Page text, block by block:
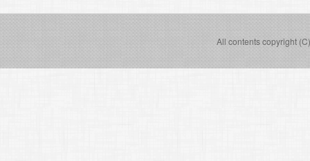
All contents copyright